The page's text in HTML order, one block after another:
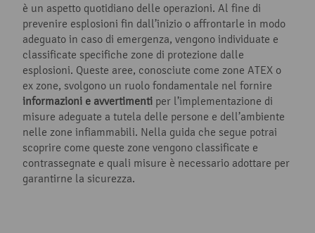
è un aspetto quotidiano delle operazioni. Al fine di
prevenire esplosioni fin dall’inizio o affrontarle in modo
adeguato in caso di emergenza, vengono individuate e
classificate specifiche zone di protezione dalle
esplosioni. Queste aree, conosciute come zone ATEX o
ex zone, svolgono un ruolo fondamentale nel fornire
informazioni e avvertimenti per l’implementazione di
misure adeguate a tutela delle persone e dell’ambiente
nelle zone infiammabili. Nella guida che segue potrai
scoprire come queste zone vengono classificate e
contrassegnate e quali misure è necessario adottare per
garantirne la sicurezza.